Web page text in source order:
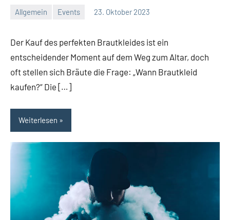
Allgemein Events 23. Oktober 2023
Redaktion
Keine
Der Kauf des perfekten Brautkleides ist ein
entscheidender Moment auf dem Weg zum Altar, doch
oft stellen sich Bräute die Frage: „Wann Brautkleid
kaufen?“ Die […]
Weiterlesen